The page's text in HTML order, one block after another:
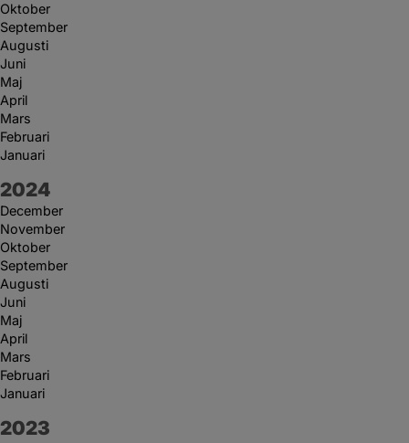
Oktober
September
Augusti
Juni
Maj
April
Mars
Februari
Januari
År:
2024
December
November
Oktober
September
Augusti
Juni
Maj
April
Mars
Februari
Januari
År:
2023